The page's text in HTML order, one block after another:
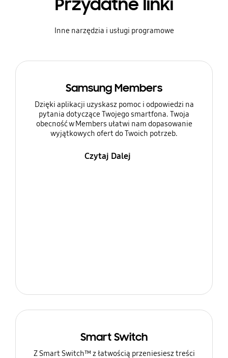
Przydatne linki
Inne narzędzia i usługi programowe
Samsung Members
Dzięki aplikacji uzyskasz pomoc i odpowiedzi na
pytania dotyczące Twojego smartfona. Twoja
obecność w Members ułatwi nam dopasowanie
wyjątkowych ofert do Twoich potrzeb.
Czytaj Dalej
Smart Switch
Z Smart Switch™ z łatwością przeniesiesz treści